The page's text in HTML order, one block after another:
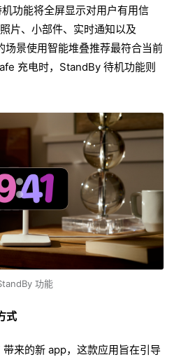
功能将全屏显示对用户有用信
片、小部件、实时通知以及
场景使用智能堆叠推荐最符合当前
充电时，StandBy 待机功能则
功能
式
来的新 app，这款应用旨在引导